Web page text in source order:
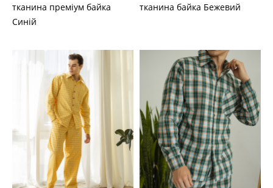
тканина преміум байка
Синій
тканина байка Бежевий